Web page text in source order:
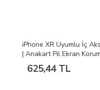
iPhone XR Uyumlu İç
| Anakart Pil Ekran
625,44 TL